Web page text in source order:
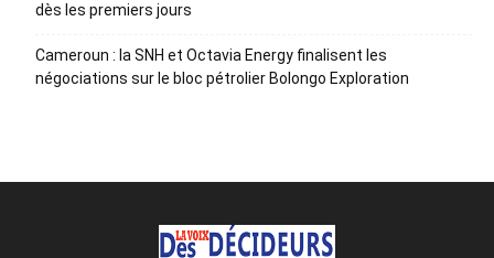
dès les premiers jours
Cameroun : la SNH et Octavia Energy finalisent les
négociations sur le bloc pétrolier Bolongo Exploration